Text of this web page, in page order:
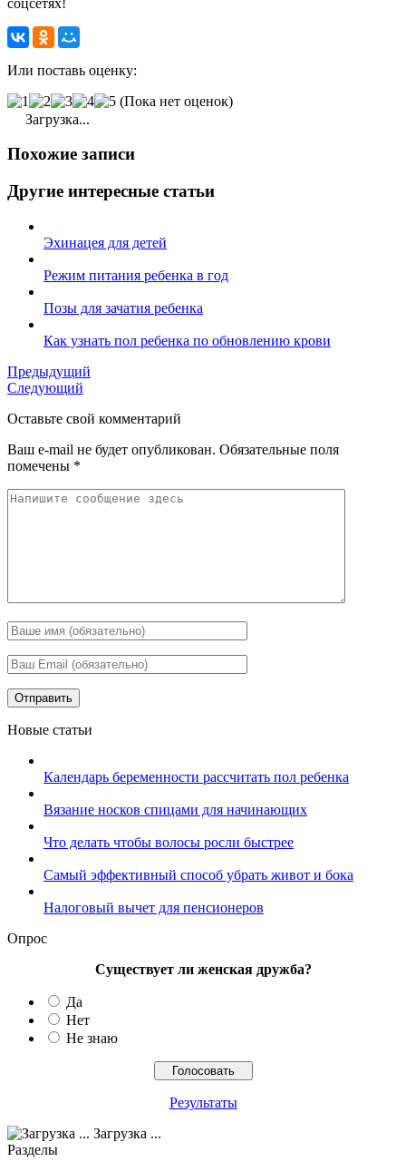
Или поставь оценку:
(Пока нет оценок)
Загрузка...
Похожие записи
Другие интересные статьи
Эхинацея для детей
Режим питания ребенка в год
Позы для зачатия ребенка
Как узнать пол ребенка по обновлению крови
Предыдущий
Следующий
Оставьте свой комментарий
Ваш e-mail не будет опубликован. Обязательные поля
помечены *
Новые статьи
Календарь беременности рассчитать пол ребенка
Вязание носков спицами для начинающих
Что делать чтобы волосы росли быстрее
Самый эффективный способ убрать живот и бока
Налоговый вычет для пенсионеров
Опрос
Существует ли женская дружба?
Да
Нет
Не знаю
Результаты
Загрузка ...
Разделы